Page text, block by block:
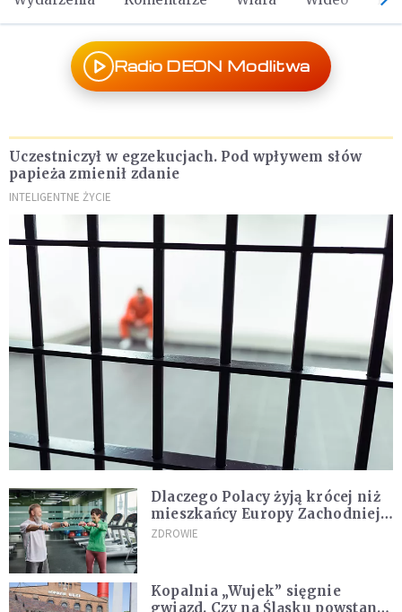
Radio DEON Modlitwa
Uczestniczył w egzekucjach. Pod wpływem słów
papieża zmienił zdanie
INTELIGENTNE ŻYCIE
Dlaczego Polacy żyją krócej niż
mieszkańcy Europy Zachodniej?
Ekspertka wskazuje główne
ZDROWIE
Kopalnia „Wujek” sięgnie
gwiazd. Czy na Śląsku powstanie